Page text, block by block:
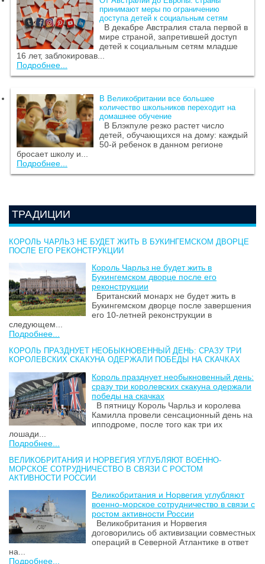
принимают меры по ограничению
доступа детей к социальным сетям
В декабре Австралия стала первой в
мире страной, запретившей доступ
детей к социальным сетям младше
16 лет, заблокировав...
Подробнее...
В Великобритании все большее
количество школьников переходит на
домашнее обучение
В Блэкпуле резко растет число
детей, обучающихся на дому: каждый
50-й ребенок в данном регионе
бросает школу и...
Подробнее...
ТРАДИЦИИ
КОРОЛЬ ЧАРЛЬЗ НЕ БУДЕТ ЖИТЬ В БУКИНГЕМСКОМ ДВОРЦЕ
ПОСЛЕ ЕГО РЕКОНСТРУКЦИИ
Король Чарльз не будет жить в
Букингемском дворце после его
реконструкции
Британский монарх не будет жить в
Букингемском дворце после завершения
его 10-летней реконструкции в
следующем...
Подробнее...
КОРОЛЬ ПРАЗДНУЕТ НЕОБЫКНОВЕННЫЙ ДЕНЬ: СРАЗУ ТРИ
КОРОЛЕВСКИХ СКАКУНА ОДЕРЖАЛИ ПОБЕДЫ НА СКАЧКАХ
Король празднует необыкновенный день:
сразу три королевских скакуна одержали
победы на скачках
В пятницу Король Чарльз и королева
Камилла провели сенсационный день на
ипподроме, после того как три их
лошади...
Подробнее...
ВЕЛИКОБРИТАНИЯ И НОРВЕГИЯ УГЛУБЛЯЮТ ВОЕННО-
МОРСКОЕ СОТРУДНИЧЕСТВО В СВЯЗИ С РОСТОМ
АКТИВНОСТИ РОССИИ
Великобритания и Норвегия углубляют
военно-морское сотрудничество в связи с
ростом активности России
Великобритания и Норвегия
договорились об активизации совместных
операций в Северной Атлантике в ответ
на...
Подробнее...